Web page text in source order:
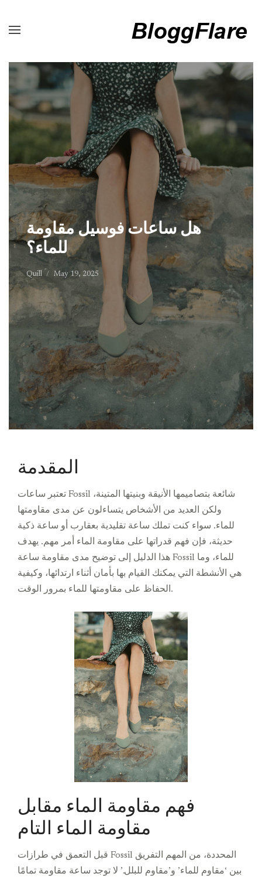
هل ساعات فوسيل مقاومة
للماء؟
Quill May 19, 2025
المقدمة
تعتبر ساعات Fossil شائعة بتصاميمها الأنيقة وبنيتها المتينة،
ولكن العديد من الأشخاص يتساءلون عن مدى مقاومتها
للماء. سواء كنت تملك ساعة تقليدية بعقارب أو ساعة ذكية
حديثة، فإن فهم قدراتها على مقاومة الماء أمر مهم. يهدف
هذا الدليل إلى توضيح مدى مقاومة ساعة Fossil للماء، وما
هي الأنشطة التي يمكنك القيام بها بأمان أثناء ارتدائها، وكيفية
الحفاظ على مقاومتها للماء بمرور الوقت.
فهم مقاومة الماء مقابل
مقاومة الماء التام
قبل التعمق في طرازات Fossil المحددة، من المهم التفريق
بين ‘مقاوم للماء’ و’مقاوم للبلل.’ لا توجد ساعة مقاومة تمامًا